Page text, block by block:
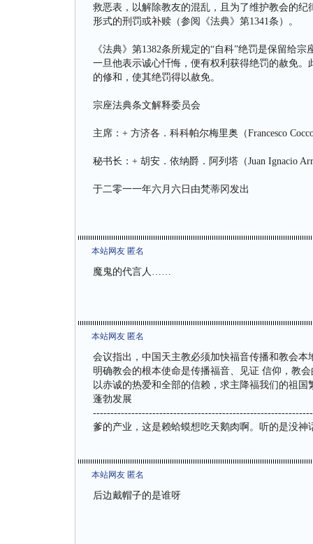
救恶表，以解除教友的混乱，且为了维护教会的
形式的刑罚或补赎（参阅《法典》第1341条）。
《法典》第1382条所规定的“自科”绝罚是保留给
一旦他表示诚心忏悔，便有权利获得绝罚的赦免
的修和，使其绝罚得以赦免。
宗座法典条文解释委员会
主席：+ 方济各．科科帕尔梅里奥（Francesco
秘书长：+ 胡安．依纳爵．阿列塔（Juan Ignacio
于二零一一年六月六日由梵蒂冈发出
本站网友 匿名
魔鬼的代言人……
本站网友 匿名
会议指出，中国天主教必须加快福音传播和教会
明确教会的根本使命是传播福音、见证 信仰，教
以赤诚的热爱和全部的信赖，求主降福我们的祖
蓬勃发展
爹的产业，这是赖蛤蟆想吃天鹅肉啊。听的是没
本站网友 匿名
后边戴帽子的是谁呀